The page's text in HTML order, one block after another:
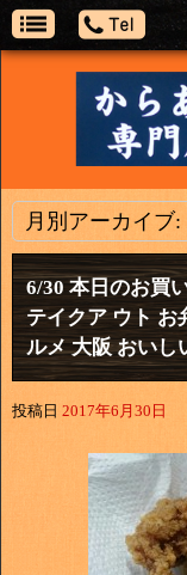
月別アーカイブ:
6/30 本日のお買
テイクア ウト お
ルメ 大阪 おいし
投稿日 2017年6月30日